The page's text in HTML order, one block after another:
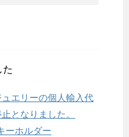
た
エリーの個人輸入代
となりました。
ーホルダー